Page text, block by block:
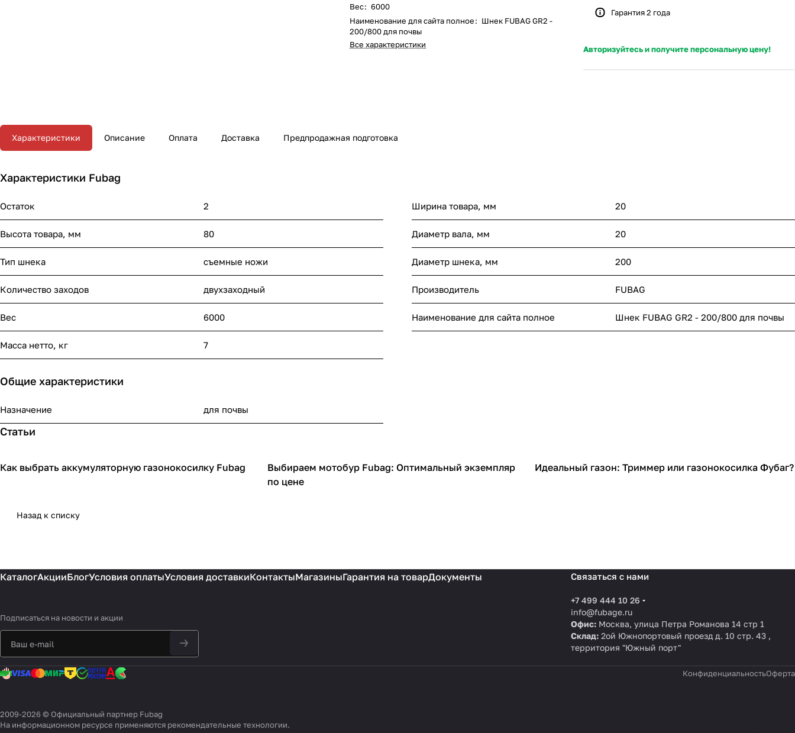
Вес: 6000
Наименование для сайта полное: Шнек FUBAG GR2 -
200/800 для почвы
Все характеристики
Гарантия 2 года
Авторизуйтесь и получите персональную цену!
Характеристики Описание Оплата Доставка Предпродажная подготовка
Характеристики Fubag
Остаток 2 Ширина товара, мм 20
Высота товара, мм 80 Диаметр вала, мм 20
Тип шнека съемные ножи Диаметр шнека, мм 200
Количество заходов двухзаходный Производитель FUBAG
Вес 6000 Наименование для сайта полное Шнек FUBAG GR2 - 200/800 для почвы
Масса нетто, кг 7
Общие характеристики
Назначение для почвы
Статьи
Садовая техника
Как выбрать аккумуляторную газонокосилку Fubag Садовая техника
Выбираем мотобур Fubag: Оптимальный экземпляр
по цене
Садовая техника
Идеальный газон: Триммер или газонокосилка Фубаг?
Назад к списку
КаталогАкцииБлогУсловия оплатыУсловия доставкиКонтактыМагазиныГарантия на товарДокументы
Подписаться на новости и акции
Связаться с нами
+7 499 444 10 26
info@fubage.ru
Офис:Москва, улица Петра Романова 14 стр 1
Склад:2ой Южнопортовый проезд д. 10 стр. 43 ,
территория "Южный порт"
КонфиденциальностьОферта
2009-2026 © Официальный партнер Fubag
На информационном ресурсе применяются рекомендательные технологии.